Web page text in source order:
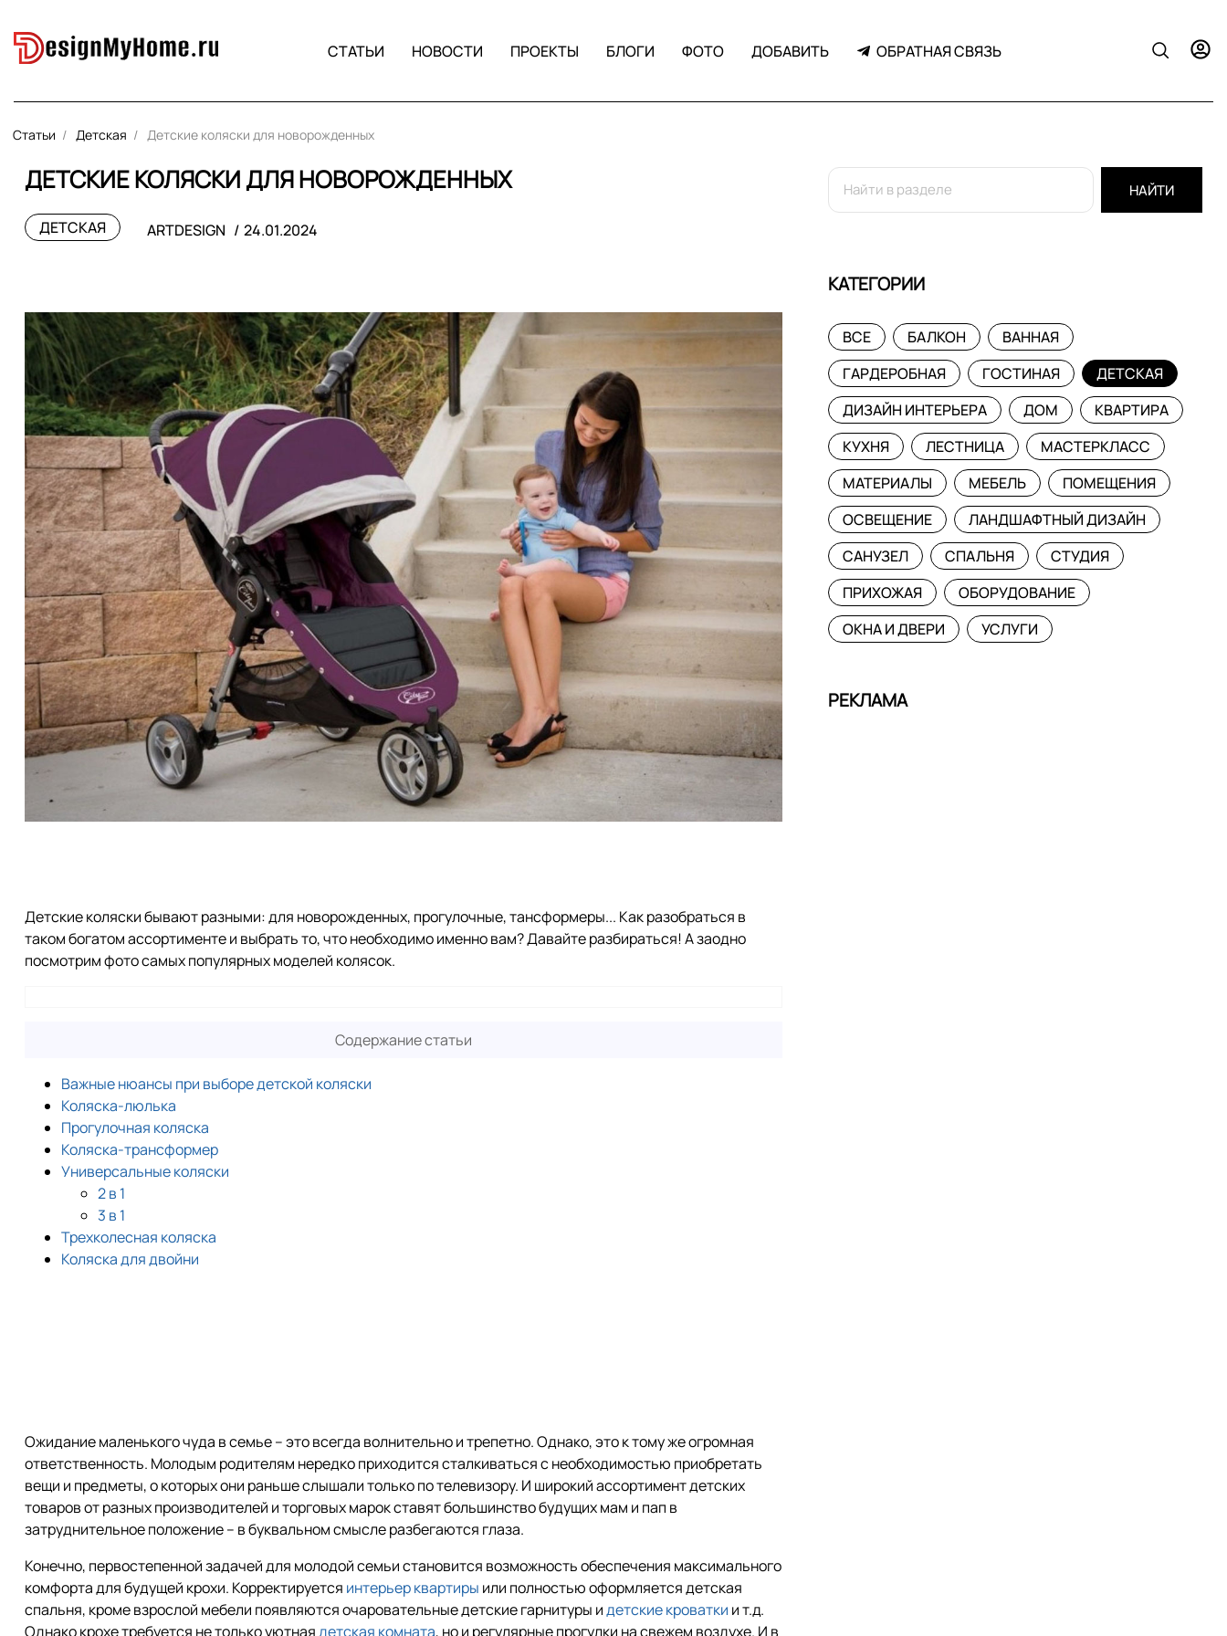
СТАТЬИ НОВОСТИ ПРОЕКТЫ БЛОГИ ФОТО ДОБАВИТЬ ОБРАТНАЯ СВЯЗЬ
Статьи Детская Детские коляски для новорожденных
ДЕТСКИЕ КОЛЯСКИ ДЛЯ НОВОРОЖДЕННЫХ
ДЕТСКАЯ ARTDESIGN 24.01.2024
Детские коляски бывают разными: для новорожденных, прогулочные, тансформеры... Как разобраться в
таком богатом ассортименте и выбрать то, что необходимо именно вам? Давайте разбираться! А заодно
посмотрим фото самых популярных моделей колясок.
Содержание статьи
Важные нюансы при выборе детской коляски
Коляска-люлька
Прогулочная коляска
Коляска-трансформер
Универсальные коляски
2 в 1
3 в 1
Трехколесная коляска
Коляска для двойни
Ожидание маленького чуда в семье – это всегда волнительно и трепетно. Однако, это к тому же огромная
ответственность. Молодым родителям нередко приходится сталкиваться с необходимостью приобретать
вещи и предметы, о которых они раньше слышали только по телевизору. И широкий ассортимент детских
товаров от разных производителей и торговых марок ставят большинство будущих мам и пап в
затруднительное положение – в буквальном смысле разбегаются глаза.
Конечно, первостепенной задачей для молодой семьи становится возможность обеспечения максимального
комфорта для будущей крохи. Корректируется интерьер квартиры или полностью оформляется детская
спальня, кроме взрослой мебели появляются очаровательные детские гарнитуры идетские кроватки и т.д.
Однако крохе требуется не только уютная детская комната, но и регулярные прогулки на свежем воздухе. И в
НАЙТИ
КАТЕГОРИИ
ВСЕ БАЛКОН
ВАННАЯ
ГАРДЕРОБНАЯ
ГОСТИНАЯ
ДЕТСКАЯ
ДИЗАЙН ИНТЕРЬЕРА
ДОМ
КВАРТИРА
КУХНЯ
ЛЕСТНИЦА
МАСТЕРКЛАСС
МАТЕРИАЛЫ
МЕБЕЛЬ
ПОМЕЩЕНИЯ
ОСВЕЩЕНИЕ
ЛАНДШАФТНЫЙ ДИЗАЙН
САНУЗЕЛ
СПАЛЬНЯ
СТУДИЯ
ПРИХОЖАЯ
ОБОРУДОВАНИЕ
ОКНА И ДВЕРИ
УСЛУГИ
РЕКЛАМА